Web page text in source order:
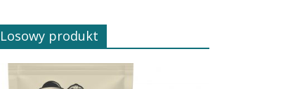
Losowy produkt